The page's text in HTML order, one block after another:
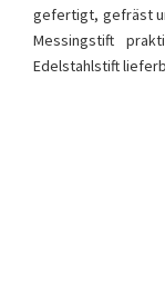
gefertigt, gefräst
Messingstift
Edelstahlstift